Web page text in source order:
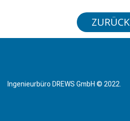
ZURÜCK
Ingenieurbüro DREWS GmbH © 2022.